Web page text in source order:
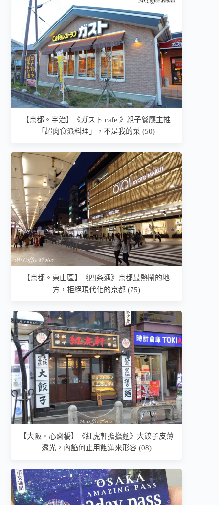
【京都。宇治】《ガスト cafe 》親子餐廳主推
「超肉食派料理」，不是我的菜 (50)
【京都。東山區】《四条通》京都最熱鬧的地
方，拒絕現代化的京都 (75)
【大阪。心齋橋】《紅虎軒擔擔麵》大餃子皮薄
透光，內餡何止用飽滿來形容 (08)